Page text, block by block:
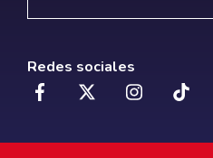
Redes sociales